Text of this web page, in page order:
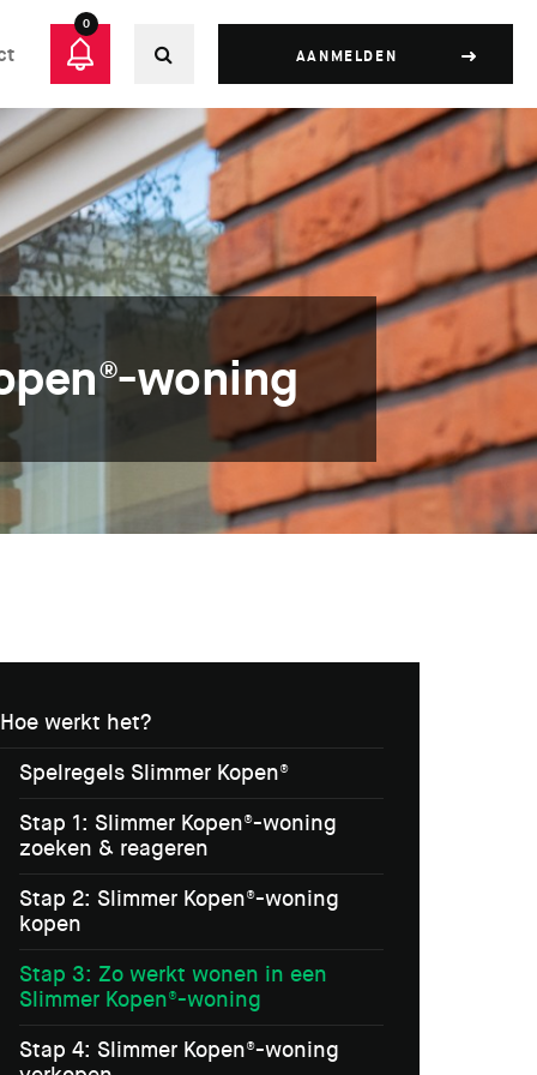
0
AANMELDEN
woning
Hoe werkt het?
Spelregels Slimmer Kopen®
Stap 1: Slimmer Kopen®-woning
zoeken & reageren
Stap 2: Slimmer Kopen®-woning
kopen
Stap 3: Zo werkt wonen in een
Slimmer Kopen®-woning
Stap 4: Slimmer Kopen®-woning